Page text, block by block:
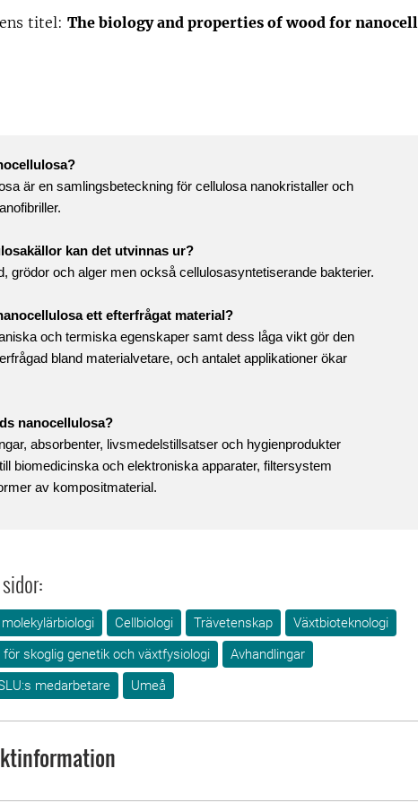
titel: The biology and properties of wood for
är en samlingsbeteckning för cellulosa nanokristaller och
kan det utvinnas ur?
grödor och alger men också cellulosasyntetiserande bakterier.
ett efterfrågat material?
och termiska egenskaper samt dess låga vikt gör den
bland materialvetare, och antalet applikationer ökar
nanocellulosa?
absorbenter, livsmedelstillsatser och hygienprodukter
biomedicinska och elektroniska apparater, filtersystem
av kompositmaterial.
Cellbiologi Trävetenskap
Växtbioteknologi
skoglig genetik och växtfysiologi
Avhandlingar
medarbetare
Umeå